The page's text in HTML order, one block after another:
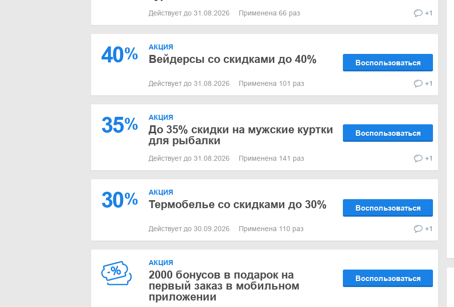
Действует до 31.08.2026 Применена 66 раз +1
40% АКЦИЯ
Вейдерсы со скидками до 40% Воспользоваться
Действует до 31.08.2026 Применена 101 раз +1
35% АКЦИЯ
До 35% скидки на мужские куртки
для рыбалки
Воспользоваться
Действует до 31.08.2026 Применена 141 раз +1
30% АКЦИЯ
Термобелье со скидками до 30% Воспользоваться
Действует до 30.09.2026 Применена 110 раз +1
АКЦИЯ
2000 бонусов в подарок на
первый заказ в мобильном
приложении
Воспользоваться